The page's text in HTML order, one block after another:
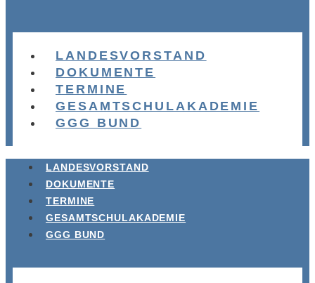
LANDESVORSTAND
DOKUMENTE
TERMINE
GESAMTSCHULAKADEMIE
GGG BUND
LANDESVORSTAND
DOKUMENTE
TERMINE
GESAMTSCHULAKADEMIE
GGG BUND